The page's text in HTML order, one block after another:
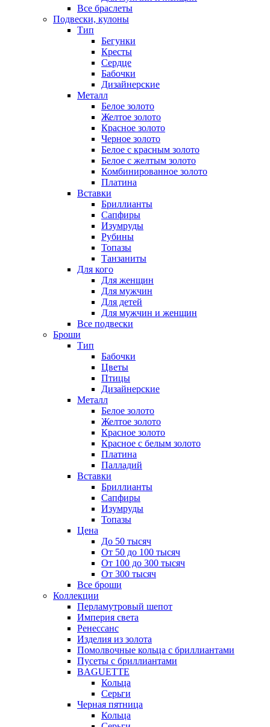
Все браслеты
Подвески, кулоны
Тип
Бегунки
Кресты
Сердце
Бабочки
Дизайнерские
Металл
Белое золото
Желтое золото
Красное золото
Черное золото
Белое с красным золото
Белое с желтым золото
Комбинированное золото
Платина
Вставки
Бриллианты
Сапфиры
Изумруды
Рубины
Топазы
Танзаниты
Для кого
Для женщин
Для мужчин
Для детей
Для мужчин и женщин
Все подвески
Броши
Тип
Бабочки
Цветы
Птицы
Дизайнерские
Металл
Белое золото
Желтое золото
Красное золото
Красное с белым золото
Платина
Палладий
Вставки
Бриллианты
Сапфиры
Изумруды
Топазы
Цена
До 50 тысяч
От 50 до 100 тысяч
От 100 до 300 тысяч
От 300 тысяч
Все броши
Коллекции
Перламутровый шепот
Империя света
Ренессанс
Изделия из золота
Помолвочные кольца с бриллиантами
Пусеты с бриллиантами
BAGUETTE
Кольца
Серьги
Черная пятница
Кольца